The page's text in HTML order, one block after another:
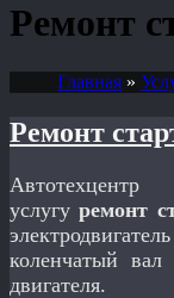
Ремонт
Главная »
Ремонт
услугуремонт
коленчатый
двигателя.